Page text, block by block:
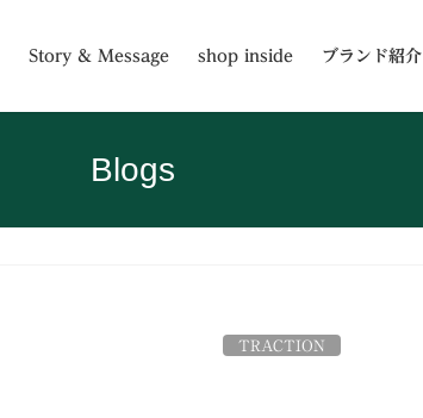
Story & Message shop inside ブランド紹介
Blogs
TRACTION